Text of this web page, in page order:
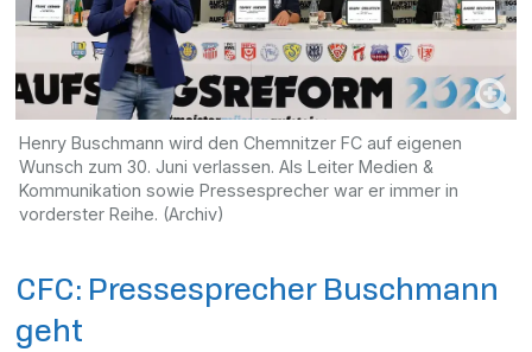
Henry Buschmann wird den Chemnitzer FC auf eigenen
Wunsch zum 30. Juni verlassen. Als Leiter Medien &
Kommunikation sowie Pressesprecher war er immer in
vorderster Reihe. (Archiv)
CFC: Pressesprecher Buschmann
geht